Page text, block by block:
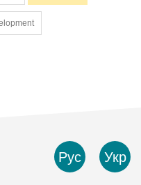
Рус Укр